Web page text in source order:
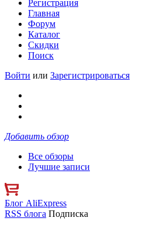
Регистрация
Главная
Форум
Каталог
Скидки
Поиск
Войти или Зарегистрироваться
Добавить обзор
Все обзоры
Лучшие записи
Блог AliExpress
RSS блога Подписка